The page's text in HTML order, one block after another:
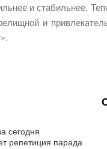
и стабильнее.
и
сегодня
репетиция парада